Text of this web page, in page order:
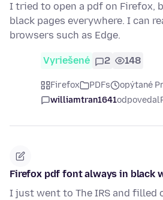
I tried to open a pdf on Firefox,
black pages everywhere. I can
browsers such as Edge.
Vyriešené 2 148
Firefox PDFs
opýtané
williamtran1641odpovedal
Firefox pdf font always in black
I just went to The IRS and filled